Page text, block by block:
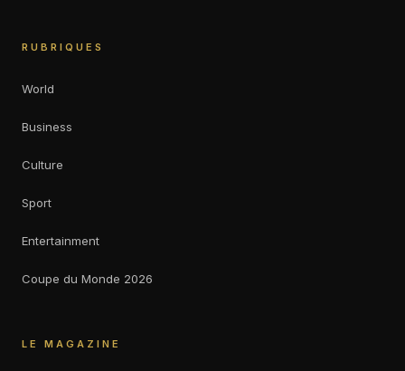
RUBRIQUES
World
Business
Culture
Sport
Entertainment
Coupe du Monde 2026
LE MAGAZINE